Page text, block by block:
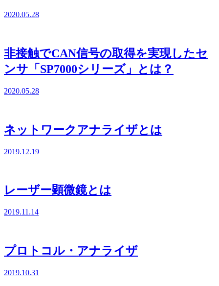
2020.05.28
非接触でCAN信号の取得を実現したセ
ンサ「SP7000シリーズ」とは？
2020.05.28
ネットワークアナライザとは
2019.12.19
レーザー顕微鏡とは
2019.11.14
プロトコル・アナライザ
2019.10.31